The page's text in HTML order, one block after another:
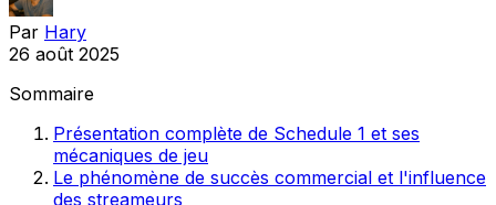
Par Hary
26 août 2025
Sommaire
Présentation complète de Schedule 1 et ses
mécaniques de jeu
Le phénomène de succès commercial et l'influence
des streameurs